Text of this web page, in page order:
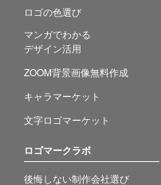
ロゴの色選び
マンガでわかる
デザイン活用
ZOOM背景画像無料作成
キャラマーケット
文字ロゴマーケット
ロゴマークラボ
後悔しない制作会社選び